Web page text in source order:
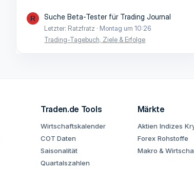
R Suche Beta-Tester für Trading Journal
Letzter: Ratzfratz
Montag um 10:26
Trading-Tagebuch, Ziele & Erfolge
Traden.de Tools
Wirtschaftskalender
COT Daten
Saisonalität
Quartalszahlen
Märkte
Aktien Indizes
Forex Rohstoffe
Makro &